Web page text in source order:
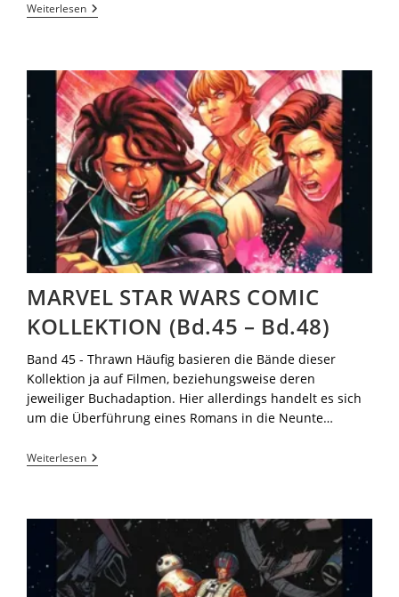
Weiterlesen
MARVEL STAR WARS COMIC
KOLLEKTION (Bd.45 – Bd.48)
Band 45 - Thrawn Häufig basieren die Bände dieser
Kollektion ja auf Filmen, beziehungsweise deren
jeweiliger Buchadaption. Hier allerdings handelt es sich
um die Überführung eines Romans in die Neunte…
Weiterlesen